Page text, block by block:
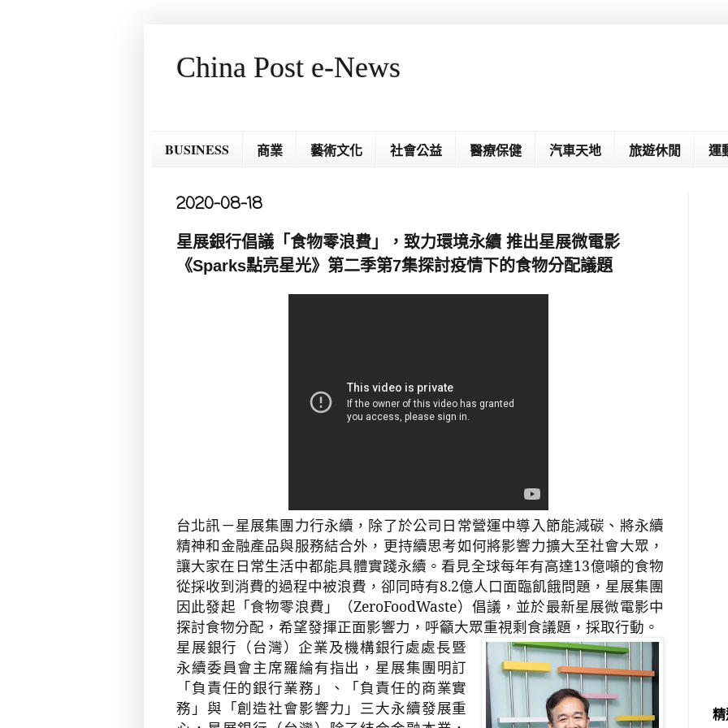
China Post e-News
BUSINESS 商業 藝術文化 社會公益 醫療保健 汽車天地 旅遊休閒 運
2020-08-18
星展銀行倡議「食物零浪費」，致力環境永續 推出星展微電影
《Sparks點亮星光》第二季第7集探討疫情下的食物分配議題
台北訊－星展集團力行永續，除了於公司日常營運中導入節能減碳、將永續
精神和金融產品與服務結合外，更持續思考如何將影響力擴大至社會大眾，
讓大家在日常生活中都能具體實踐永續。看見全球每年有高達13億噸的食物
從採收到消費的過程中被浪費，卻同時有8.2億人口面臨飢餓問題，星展集團
因此發起「食物零浪費」（ZeroFoodWaste）倡議，並於最新星展微電影中
探討食物分配，希望發揮正面影響力，呼籲大眾重視剩食議題，採取行動。
星展銀行（台灣）企業及機構銀行處處長暨
永續委員會主席羅綸有指出，星展集團明訂
「負責任的銀行業務」、「負責任的商業實
務」與「創造社會影響力」三大永續發展重
精